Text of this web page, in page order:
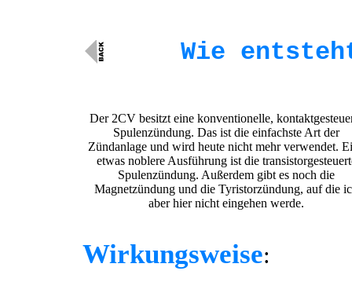
Wie
Der 2CV besitzt eine konventionelle,
Spulenzündung. Das ist die einfachste Art der
Zündanlage und wird heute nicht mehr verwendet.
etwas noblere Ausführung ist die
Spulenzündung. Außerdem gibt es noch die
Magnetzündung und die Tyristorzündung, auf die
aber hier nicht eingehen werde.
Wirkungsweise: